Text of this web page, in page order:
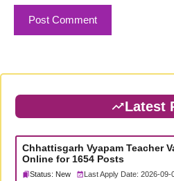
Latest
Chhattisgarh Vyapam Teacher
Online for 1654 Posts
Status: New Last Apply Date: 2026-09-